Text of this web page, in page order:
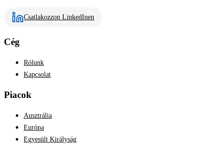
Csatlakozzon LinkedInen
Cég
Rólunk
Kapcsolat
Piacok
Ausztrália
Európa
Egyesült Királyság